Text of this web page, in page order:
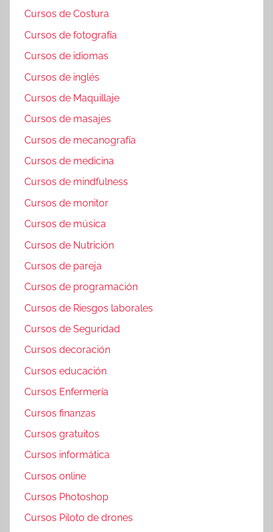
Cursos de Costura
Cursos de fotografía
Cursos de idiomas
Cursos de inglés
Cursos de Maquillaje
Cursos de masajes
Cursos de mecanografía
Cursos de medicina
Cursos de mindfulness
Cursos de monitor
Cursos de música
Cursos de Nutrición
Cursos de pareja
Cursos de programación
Cursos de Riesgos laborales
Cursos de Seguridad
Cursos decoración
Cursos educación
Cursos Enfermería
Cursos finanzas
Cursos gratuitos
Cursos informática
Cursos online
Cursos Photoshop
Cursos Piloto de drones